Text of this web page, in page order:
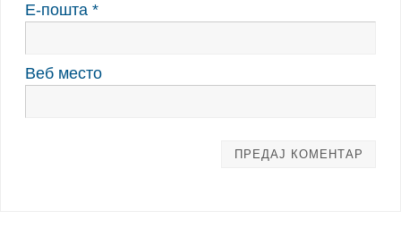
Е-пошта *
Веб место